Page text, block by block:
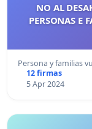
NO AL DESAHUCIO NO A LOS
PERSONAS E
Persona y familias
12 firmas
5 Apr 2024